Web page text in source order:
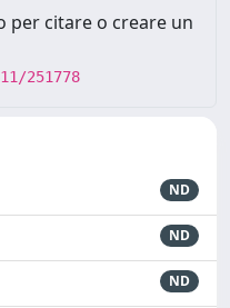
per citare o creare un
251778
ND
ND
ND